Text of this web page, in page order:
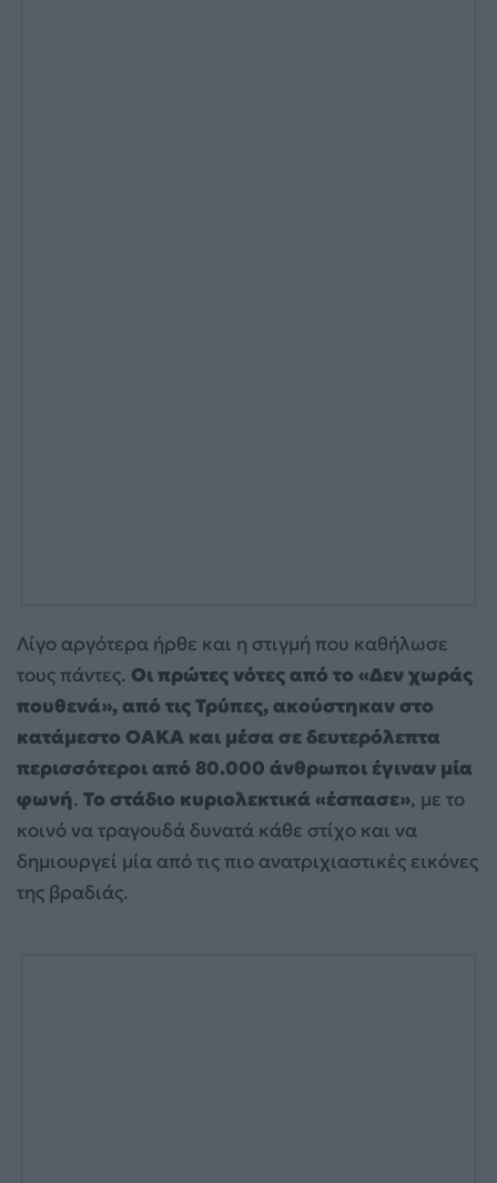
Λίγο αργότερα ήρθε και η στιγμή που καθήλωσε
τους πάντες. Οι πρώτες νότες από το «Δεν χωράς
πουθενά», από τις Τρύπες, ακούστηκαν στο
κατάμεστο ΟΑΚΑ και μέσα σε δευτερόλεπτα
περισσότεροι από 80.000 άνθρωποι έγιναν μία
φωνή. Το στάδιο κυριολεκτικά «έσπασε», με το
κοινό να τραγουδά δυνατά κάθε στίχο και να
δημιουργεί μία από τις πιο ανατριχιαστικές εικόνες
της βραδιάς.